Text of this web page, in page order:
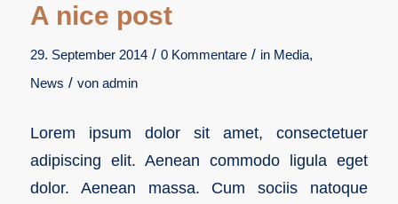
A nice post
29. September 2014 / 0 Kommentare / in Media,
News / von admin
Lorem ipsum dolor sit amet, consectetuer
adipiscing elit. Aenean commodo ligula eget
dolor. Aenean massa. Cum sociis natoque